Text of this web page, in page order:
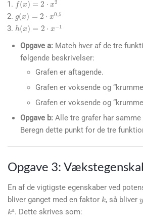
g(x )=2 ⋅x0
h(x )= 2 x−
Opgave a: Match hver af de tre
følgende beskrivelser:
Grafen er aftagende.
Grafen er voksende og
Grafen er voksende og
Opgave b: Alle tre grafer har samme
Beregn dette punkt for de tre
Opgave 3:
En af de vigtigste egenskaber ved
bliver ganget med en faktor
k
, så bliver
ka
. Dette skrives som: